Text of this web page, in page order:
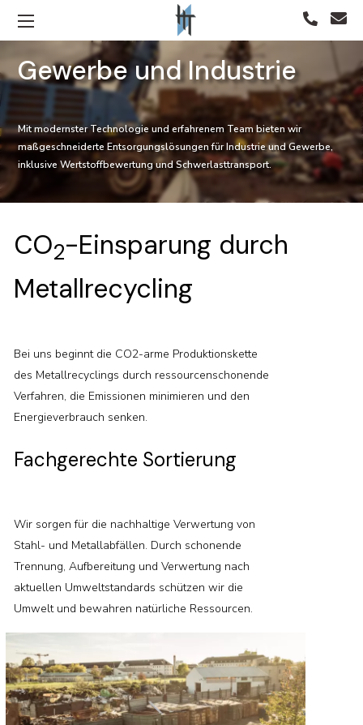
Gewerbe und Industrie
Mit modernster Technologie und erfahrenem Team bieten wir
maßgeschneiderte Entsorgungslösungen für Industrie und Gewerbe,
inklusive Wertstoffbewertung und Schwerlasttransport.
CO2-Einsparung durch
Metallrecycling
Bei uns beginnt die CO2-arme Produktionskette
des Metallrecyclings durch ressourcenschonende
Verfahren, die Emissionen minimieren und den
Energieverbrauch senken.
Fachgerechte Sortierung
Wir sorgen für die nachhaltige Verwertung von
Stahl- und Metallabfällen. Durch schonende
Trennung, Aufbereitung und Verwertung nach
aktuellen Umweltstandards schützen wir die
Umwelt und bewahren natürliche Ressourcen.